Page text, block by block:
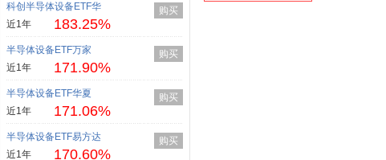
科创半导体设备ETF华
近1年
183.25%
购买
半导体设备ETF万家
近1年
171.90%
购买
半导体设备ETF华夏
近1年
171.06%
购买
半导体设备ETF易方达
近1年
170.60%
购买